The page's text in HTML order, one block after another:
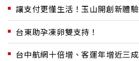
讓支付更懂生活！玉山開創新體驗
台東助孕凍卵雙支持！
台中航網十倍增、客運年增近三成